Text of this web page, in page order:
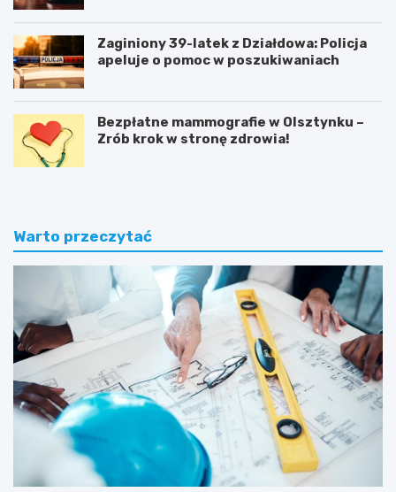
Zaginiony 39-latek z Działdowa: Policja
apeluje o pomoc w poszukiwaniach
Bezpłatne mammografie w Olsztynku –
Zrób krok w stronę zdrowia!
Warto przeczytać